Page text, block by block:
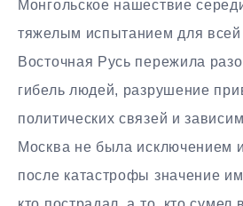
Монгольское нашествие
тяжелым испытанием для
Восточная Русь пережила
гибель людей, разрушение
политических связей и
Москва не была исключением
после катастрофы значение